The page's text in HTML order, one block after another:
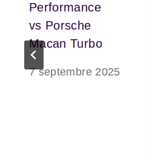
Performance
vs Porsche
Macan Turbo
7 septembre 2025